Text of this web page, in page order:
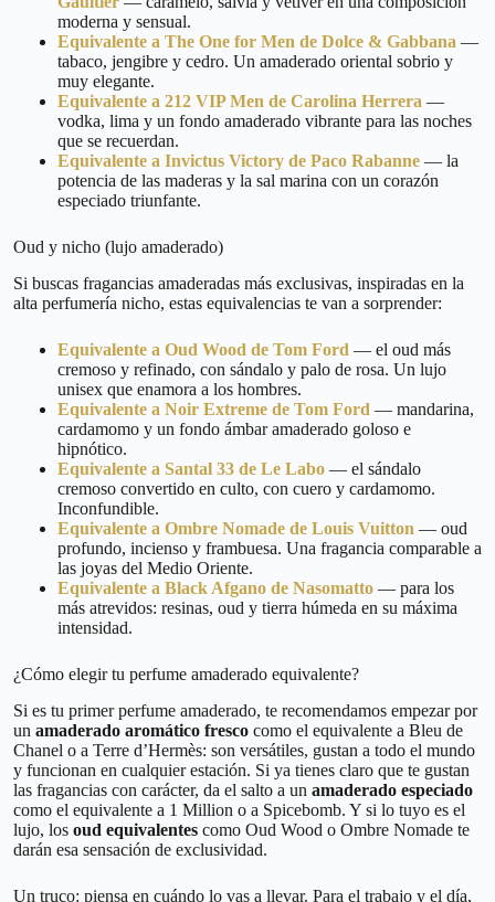
moderna y sensual.
Equivalente a The One for Men de Dolce & Gabbana —
tabaco, jengibre y cedro. Un amaderado oriental sobrio y
muy elegante.
Equivalente a 212 VIP Men de Carolina Herrera —
vodka, lima y un fondo amaderado vibrante para las noches
que se recuerdan.
Equivalente a Invictus Victory de Paco Rabanne — la
potencia de las maderas y la sal marina con un corazón
especiado triunfante.
Oud y nicho (lujo amaderado)
Si buscas fragancias amaderadas más exclusivas, inspiradas en la
alta perfumería nicho, estas equivalencias te van a sorprender:
Equivalente a Oud Wood de Tom Ford — el oud más
cremoso y refinado, con sándalo y palo de rosa. Un lujo
unisex que enamora a los hombres.
Equivalente a Noir Extreme de Tom Ford — mandarina,
cardamomo y un fondo ámbar amaderado goloso e
hipnótico.
Equivalente a Santal 33 de Le Labo — el sándalo
cremoso convertido en culto, con cuero y cardamomo.
Inconfundible.
Equivalente a Ombre Nomade de Louis Vuitton — oud
profundo, incienso y frambuesa. Una fragancia comparable a
las joyas del Medio Oriente.
Equivalente a Black Afgano de Nasomatto — para los
más atrevidos: resinas, oud y tierra húmeda en su máxima
intensidad.
¿Cómo elegir tu perfume amaderado equivalente?
Si es tu primer perfume amaderado, te recomendamos empezar por
un amaderado aromático fresco como el equivalente a Bleu de
Chanel o a Terre d’Hermès: son versátiles, gustan a todo el mundo
y funcionan en cualquier estación. Si ya tienes claro que te gustan
las fragancias con carácter, da el salto a un amaderado especiado
como el equivalente a 1 Million o a Spicebomb. Y si lo tuyo es el
lujo, los oud equivalentes como Oud Wood o Ombre Nomade te
darán esa sensación de exclusividad.
Un truco: piensa en cuándo lo vas a llevar. Para el trabajo y el día,